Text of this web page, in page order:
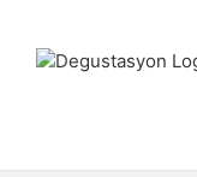
content